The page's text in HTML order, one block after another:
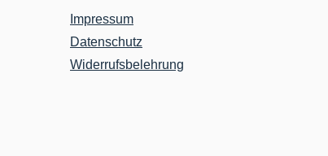
Impressum
Datenschutz
Widerrufsbelehrung